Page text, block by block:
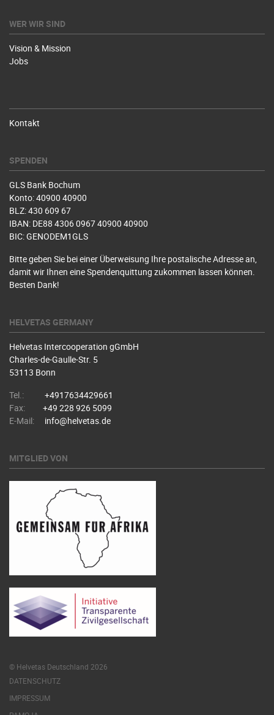
WER WIR SIND
Vision & Mission
Jobs
Kontakt
SPENDEN
GLS Bank Bochum
Konto: 40900 40900
BLZ: 430 609 67
IBAN: DE88 4306 0967 40900 40900
BIC: GENODEM1GLS
Bitte geben Sie bei einer Überweisung Ihre postalische Adresse an,
damit wir Ihnen eine Spendenquittung zukommen lassen können.
Besten Dank!
HELVETAS GERMANY
Helvetas Intercooperation gGmbH
Charles-de-Gaulle-Str. 5
53113 Bonn
Tel.:
+4917634429661
Fax:
+49 228 926 5099
E-Mail:
info@helvetas.de
MITGLIED VON
© Helvetas Deutschland 2026
DATENSCHUTZ
IMPRESSUM